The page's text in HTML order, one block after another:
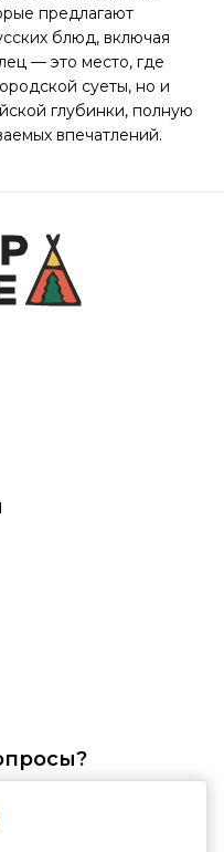
предлагают
блюд, включая
— это место, где
суеты, но и
глубинки, полную
впечатлений.